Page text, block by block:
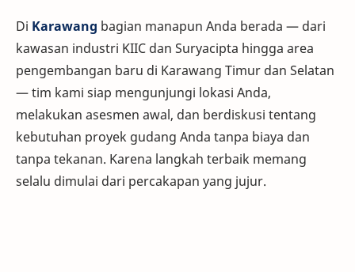
Di Karawang bagian manapun Anda berada — dari
kawasan industri KIIC dan Suryacipta hingga area
pengembangan baru di Karawang Timur dan Selatan
— tim kami siap mengunjungi lokasi Anda,
melakukan asesmen awal, dan berdiskusi tentang
kebutuhan proyek gudang Anda tanpa biaya dan
tanpa tekanan. Karena langkah terbaik memang
selalu dimulai dari percakapan yang jujur.